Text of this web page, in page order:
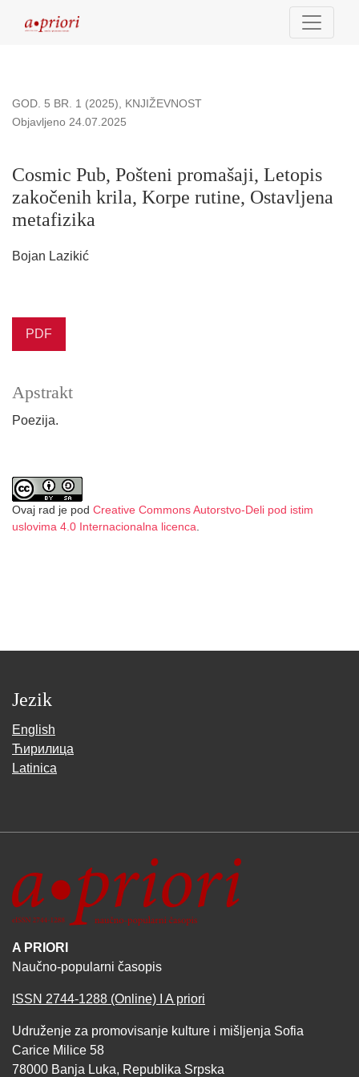
Cosmic Pub, Pošteni promašaji, Letopis zakočenih krila,
GOD. 5 BR. 1 (2025), KNJIŽEVNOST
Cosmic Pub, Pošteni promašaji, Letopis
zakočenih krila, Korpe rutine, Ostavljena
metafizika
Objavljeno 24.07.2025
Bojan Lazikić
PDF
Apstrakt
Poezija.
Ovaj rad je pod Creative Commons Autorstvo-Deli pod istim
uslovima 4.0 Internacionalna licenca.
Jezik
English
Ћирилица
Latinica
A PRIORI
Naučno-popularni časopis
ISSN 2744-1288 (Online) I A priori
Udruženje za promovisanje kulture i mišljenja Sofia
Carice Milice 58
78000 Banja Luka, Republika Srpska